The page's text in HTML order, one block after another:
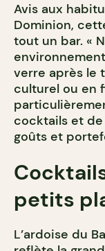
Avis aux
Dominion,
tout un bar. «
verre après le
culturel ou en
cocktails et de
goûts et
petits
L’ardoise du